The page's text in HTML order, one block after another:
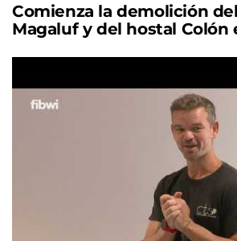
Comienza la demolición
Magaluf y del hostal Colón